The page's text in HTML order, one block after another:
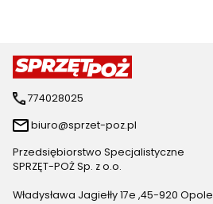
774028025
biuro@sprzet-poz.pl
Przedsiębiorstwo Specjalistyczne
SPRZĘT-POŻ Sp. z o.o.
Władysława Jagiełły 17e ,45-920 Opole